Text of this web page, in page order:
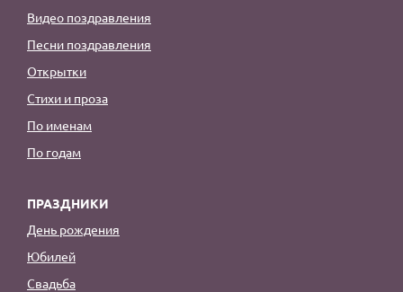
Видео поздравления
Песни поздравления
Открытки
Стихи и проза
По именам
По годам
ПРАЗДНИКИ
День рождения
Юбилей
Свадьба